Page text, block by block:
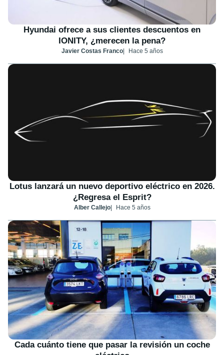
Hyundai ofrece a sus clientes descuentos en
IONITY, ¿merecen la pena?
Javier Costas Franco Hace 5 años
Lotus lanzará un nuevo deportivo eléctrico en 2026.
¿Regresa el Esprit?
Alber Callejo Hace 5 años
Cada cuánto tiene que pasar la revisión un coche